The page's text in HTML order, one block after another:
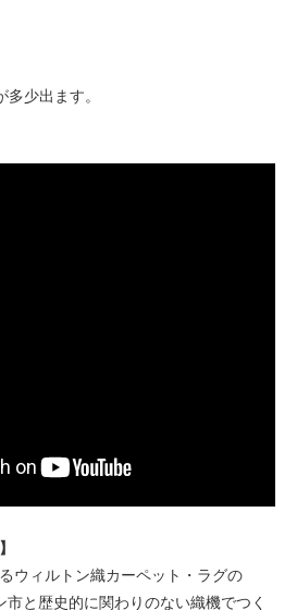
少出ます。
ウィルトン織カーペット・ラグの
と歴史的に関わりのない織機でつく